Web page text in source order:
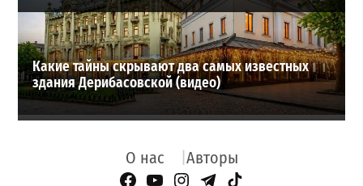
Какие тайны скрывают два самых известных
здания Дерибасовской (видео)
О нас Авторы
Facebook Page
YouTube
Instagram
Telegram
TikTok